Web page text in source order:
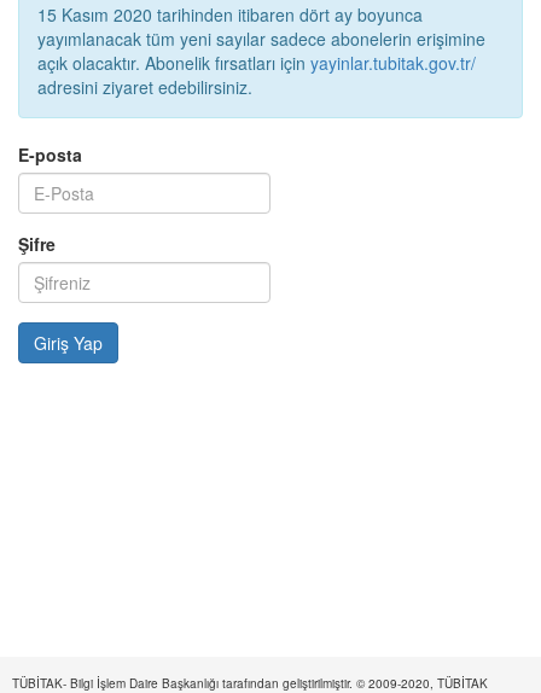
15 Kasım 2020 tarihinden itibaren dört ay boyunca
yayımlanacak tüm yeni sayılar sadece abonelerin erişimine
açık olacaktır. Abonelik fırsatları için yayinlar.tubitak.gov.tr/
adresini ziyaret edebilirsiniz.
E-posta
Şifre
TÜBİTAK- Bilgi İşlem Daire Başkanlığı tarafından geliştirilmiştir. © 2009-2020, TÜBİTAK